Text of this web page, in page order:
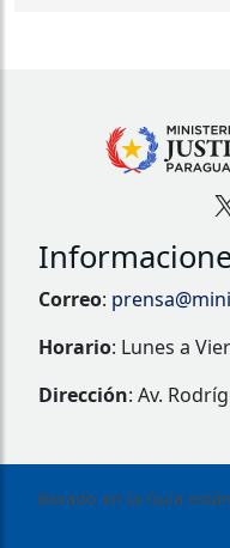
X
Correo:
Horario: Lunes a
Dirección: Av.
Basado en la Guía